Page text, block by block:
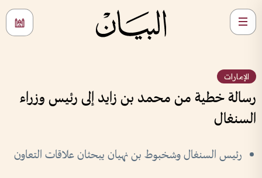
الإمارات
رسالة خطية من محمد بن زايد إلى رئيس وزراء
السنغال
رئيس السنغال وشخبوط بن نهيان يبحثان علاقات التعاون